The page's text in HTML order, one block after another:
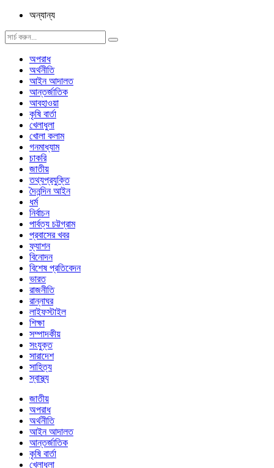
অন্যান্য
অপরাধ
অর্থনীতি
আইন আদালত
আন্তর্জাতিক
আবহাওয়া
কৃষি বার্তা
খেলাধুলা
খোলা কলাম
গনমাধ্যাম
চাকরি
জাতীয়
তথ্যপ্রযুক্তি
দৈনন্দিন আইন
ধর্ম
নির্বাচন
পার্বত্য চট্টগ্রাম
প্রবাসের খবর
ফ্যাশন
বিনোদন
বিশেষ প্রতিবেদন
ভারত
রাজনীতি
রান্নাঘর
লাইফস্টাইল
শিক্ষা
সম্পাদকীয়
সংযুক্ত
সারাদেশ
সাহিত্য
স্বাস্থ্য
জাতীয়
অপরাধ
অর্থনীতি
আইন আদালত
আন্তর্জাতিক
কৃষি বার্তা
খেলাধুলা